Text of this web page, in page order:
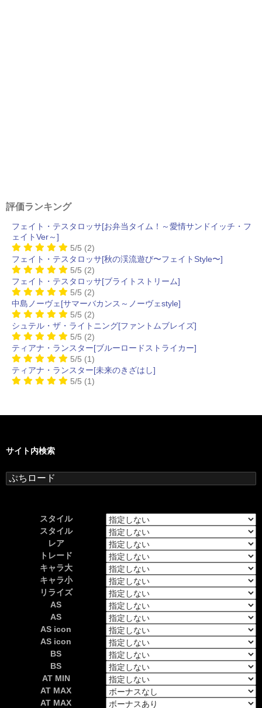
評価ランキング
フェイト・テスタロッサ[お弁当タイム！～愛情サンドイッチ・フ
ェイトVer～]
5/5 (2)
フェイト・テスタロッサ[秋の渓流遊び〜フェイトStyle〜]
5/5 (2)
フェイト・テスタロッサ[ブライトストリーム]
5/5 (2)
中島ノーヴェ[サマーバカンス～ノーヴェstyle]
5/5 (2)
シュテル・ザ・ライトニング[ファントムブレイズ]
5/5 (2)
ティアナ・ランスター[ブルーロードストライカー]
5/5 (1)
ティアナ・ランスター[未来のきざはし]
5/5 (1)
サイト内検索
検
索:
スタイル
スタイル
レア
トレード
キャラ大
キャラ小
リライズ
AS
AS
AS icon
AS icon
BS
BS
AT MIN
AT MAX
AT MAX